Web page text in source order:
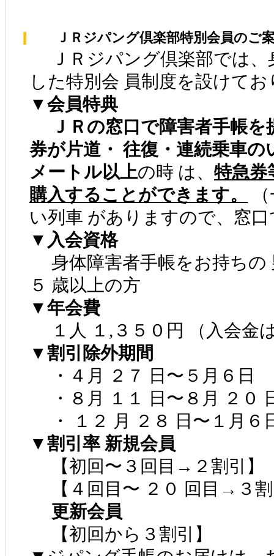
ＪＲジパング倶楽部特別会員のご
ＪＲジパング倶楽部では、
した特別会 員制度を設けて
▼会員特典
ＪＲの窓口で障害者手帳
券が片道・ 往復・連続乗車
メートル以上の時 は、 特急券
購入することができます。
い列車 がありますので、窓
▼入会資格
身体障害者手帳をお持ちの
５ 歳以上の方
▼年会費
１人 １,３５０円 （入会金
▼割引除外期間
・４月 ２７ 日〜５月６日
・８月 １１ 日〜８月 ２０
・ １２ 月 ２８ 日〜１月６
▼割引率 新規会員
【初回〜３回目→２割引】
【４回目〜 ２０ 回目→３
更新会員
【初回から３割引】